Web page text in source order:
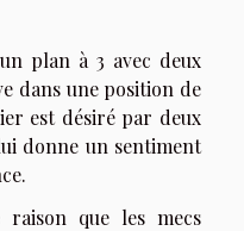
plan à 3 avec deux
dans une position de
est désiré par deux
donne un sentiment
raison que les mecs